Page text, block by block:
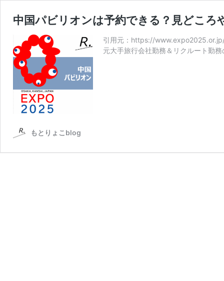
中国パビリオンは予約できる？見どころ
引用元：https://
元大手旅行会社勤務＆リクルート勤
もとりょこblog